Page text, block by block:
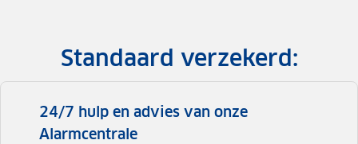
Standaard verzekerd:
24/7 hulp en advies van onze
Alarmcentrale